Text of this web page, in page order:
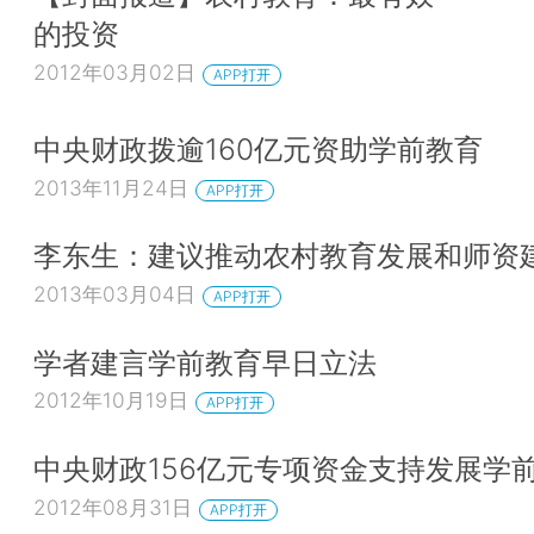
的投资
2012年03月02日 APP打开
中央财政拨逾160亿元资助学前教育
2013年11月24日 APP打开
李东生：建议推动农村教育发展和师资
2013年03月04日 APP打开
学者建言学前教育早日立法
2012年10月19日 APP打开
中央财政156亿元专项资金支持发展学
2012年08月31日 APP打开